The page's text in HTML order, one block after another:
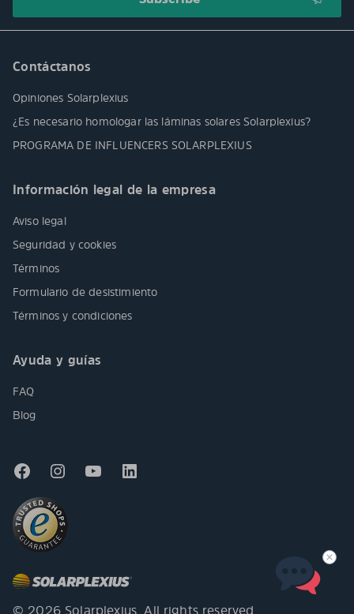
Contáctanos
Opiniones Solarplexius
¿Es necesario homologar las láminas solares Solarplexius?
PROGRAMA DE INFLUENCERS SOLARPLEXIUS
Información legal de la empresa
Aviso legal
Seguridad y cookies
Términos
Formulario de desistimiento
Términos y condiciones
Ayuda y guías
FAQ
Blog
© 2026 Solarplexius. All rights reserved.